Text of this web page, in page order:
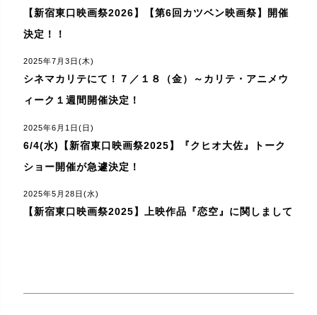
【新宿東口映画祭2026】【第6回カツベン映画祭】開催
決定！！
2025年7月3日(木)
シネマカリテにて！７／１８（金）～カリテ・アニメウ
ィーク１週間開催決定！
2025年6月1日(日)
6/4(水)【新宿東口映画祭2025】『クヒオ大佐』トーク
ショー開催が急遽決定！
2025年5月28日(水)
【新宿東口映画祭2025】上映作品『恋空』に関しまして